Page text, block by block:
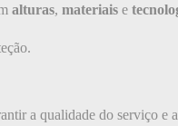
alturas, materiais e
a qualidade do serviço e